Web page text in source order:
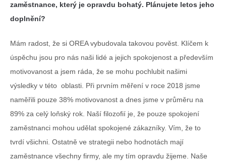
zaměstnance, který je opravdu bohatý. Plánujete letos jeho
doplnění?
Mám radost, že si OREA vybudovala takovou pověst. Klíčem k
úspěchu jsou pro nás naši lidé a jejich spokojenost a především
motivovanost a jsem ráda, že se mohu pochlubit našimi
výsledky v této oblasti. Při prvním měření v roce 2018 jsme
naměřili pouze 38% motivovanost a dnes jsme v průměru na
89% za celý loňský rok. Naší filozofií je, že pouze spokojení
zaměstnanci mohou udělat spokojené zákazníky. Vím, že to
tvrdí všichni. Ostatně ve strategii nebo hodnotách mají
zaměstnance všechny firmy, ale my tím opravdu žijeme. Naše